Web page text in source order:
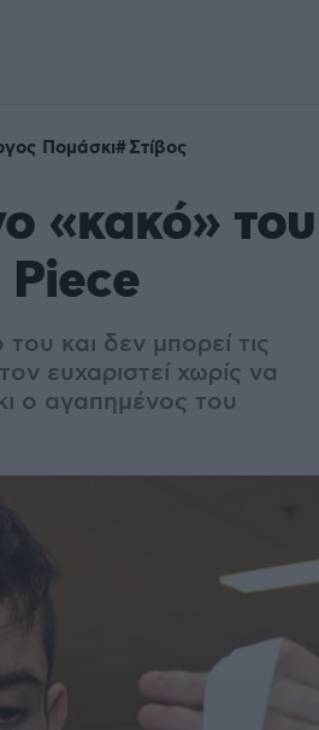
Πομάσκι Στίβος
«κακό» του
Piece
και δεν μπορεί τις
ευχαριστεί χωρίς να
ο αγαπημένος του